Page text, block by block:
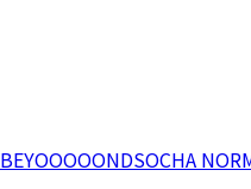
BEYOOOOONDSOCHA